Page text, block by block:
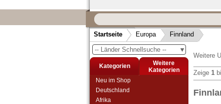
schnellen, sicheren und
Service
Schneller und sicherer Versand-
Bestellungen werktags bis 14:00 Uhr,
noch am selben Tag verschickt
(Versand mit DHL oder Deutsche Post)
Startseite Europa Finnland
▼
-- Länder Schnellsuche --
Kategorien
Weitere
Kategorien
Neu im Shop
Deutschland
Afrika
Weitere
Zeige 1